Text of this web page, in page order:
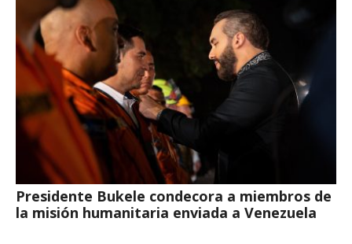
Presidente Bukele condecora a miembros de
la misión humanitaria enviada a Venezuela